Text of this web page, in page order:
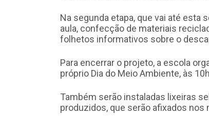
Na segunda etapa, que vai até esta
aula, confecção de materiais
folhetos informativos sobre o
Para encerrar o projeto, a escola
próprio Dia do Meio Ambiente, às
Também serão instaladas lixeiras
produzidos, que serão afixados nos